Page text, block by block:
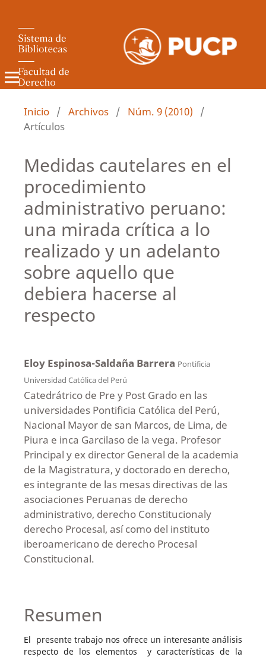
Revista de Derecho Administrativo
Inicio / Archivos / Núm. 9 (2010)
/
Artículos
Medidas cautelares en el
procedimiento
administrativo peruano:
una mirada crítica a lo
realizado y un adelanto
sobre aquello que
debiera hacerse al
respecto
Eloy Espinosa-Saldaña Barrera Pontificia
Universidad Católica del Perú
Catedrátrico de Pre y Post Grado en las
universidades Pontificia Católica del Perú,
Nacional Mayor de san Marcos, de Lima, de
Piura e inca Garcilaso de la vega. Profesor
Principal y ex director General de la academia
de la Magistratura, y doctorado en derecho,
es integrante de las mesas directivas de las
asociaciones Peruanas de derecho
administrativo, derecho Constitucionaly
derecho Procesal, así como del instituto
iberoamericano de derecho Procesal
Constitucional.
Resumen
El presente trabajo nos ofrece un interesante análisis
respecto de los elementos y características de la